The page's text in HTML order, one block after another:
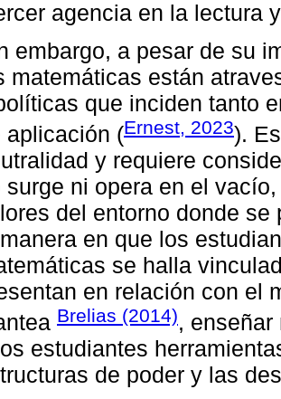
agencia en la lectura
embargo, a pesar de su
matemáticas están
que inciden tanto
aplicación (Ernest, 2023).
y requiere
surge ni opera en el
del entorno donde
en que los
se halla
en relación con el
Brelias (2014),
estudiantes
de poder y las